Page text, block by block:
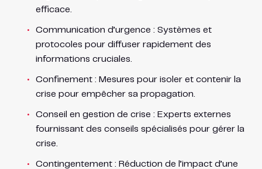
efficace.
Communication d’urgence : Systèmes et
protocoles pour diffuser rapidement des
informations cruciales.
Confinement : Mesures pour isoler et contenir la
crise pour empêcher sa propagation.
Conseil en gestion de crise : Experts externes
fournissant des conseils spécialisés pour gérer la
crise.
Contingentement : Réduction de l’impact d’une